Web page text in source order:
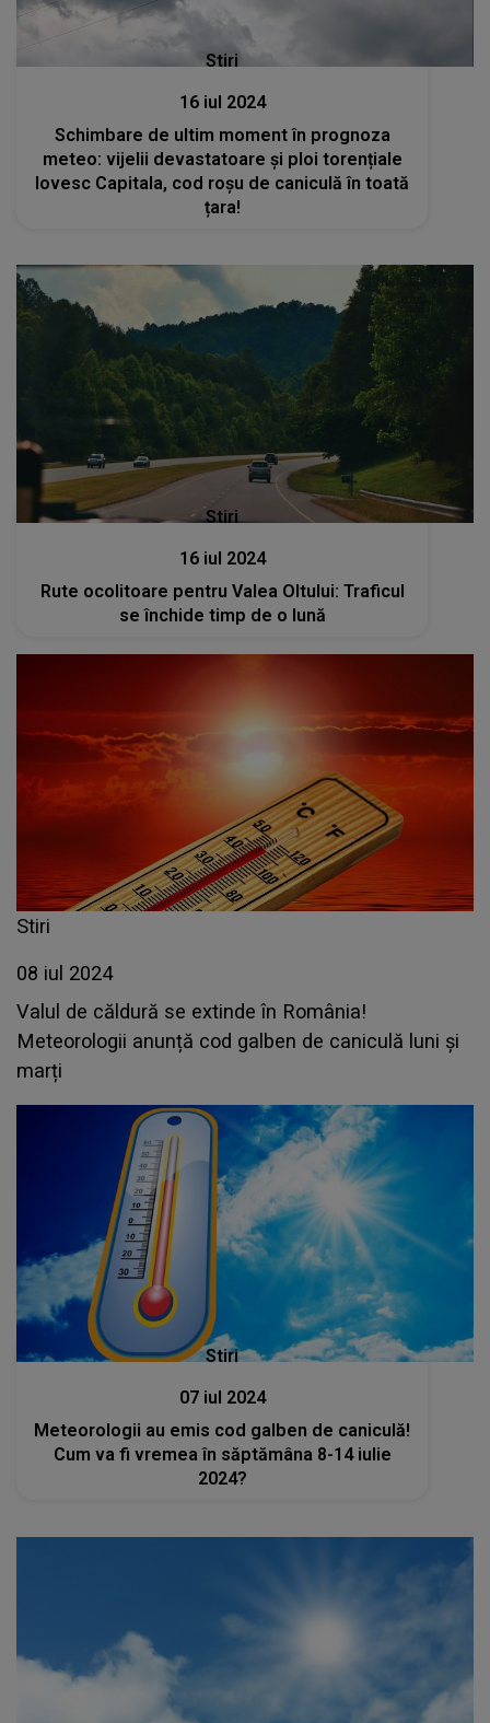
Stiri
16 iul 2024
Schimbare de ultim moment în prognoza
meteo: vijelii devastatoare și ploi torențiale
lovesc Capitala, cod roșu de caniculă în toată
țara!
Stiri
16 iul 2024
Rute ocolitoare pentru Valea Oltului: Traficul
se închide timp de o lună
Stiri
08 iul 2024
Valul de căldură se extinde în România!
Meteorologii anunță cod galben de caniculă luni și
marți
Stiri
07 iul 2024
Meteorologii au emis cod galben de caniculă!
Cum va fi vremea în săptămâna 8-14 iulie
2024?